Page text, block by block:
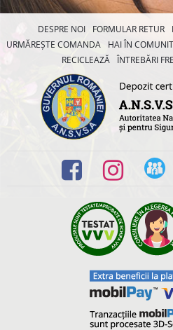
DESPRE NOI FORMULAR RETUR
URMĂREȘTE COMANDA
HAI ÎN
RECICLEAZĂ ÎNTREBĂRI